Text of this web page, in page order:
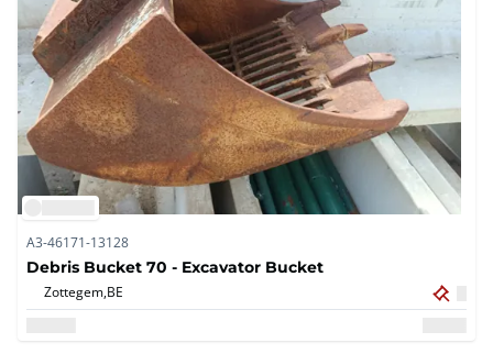
A3-46171-13128
Debris Bucket 70 - Excavator Bucket
Zottegem,BE